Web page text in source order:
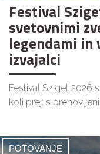
Festival
svetovnimi
legendami
izvajalci
Festival Sziget 2026
koli prej: s
POTOVANJE